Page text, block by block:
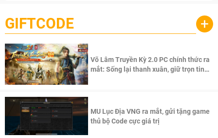
GIFTCODE +
Võ Lâm Truyền Kỳ 2.0 PC chính thức ra
mắt: Sống lại thanh xuân, giữ trọn tinh
MU Lục Địa VNG ra mắt, gửi tặng game
thủ bộ Code cực giá trị